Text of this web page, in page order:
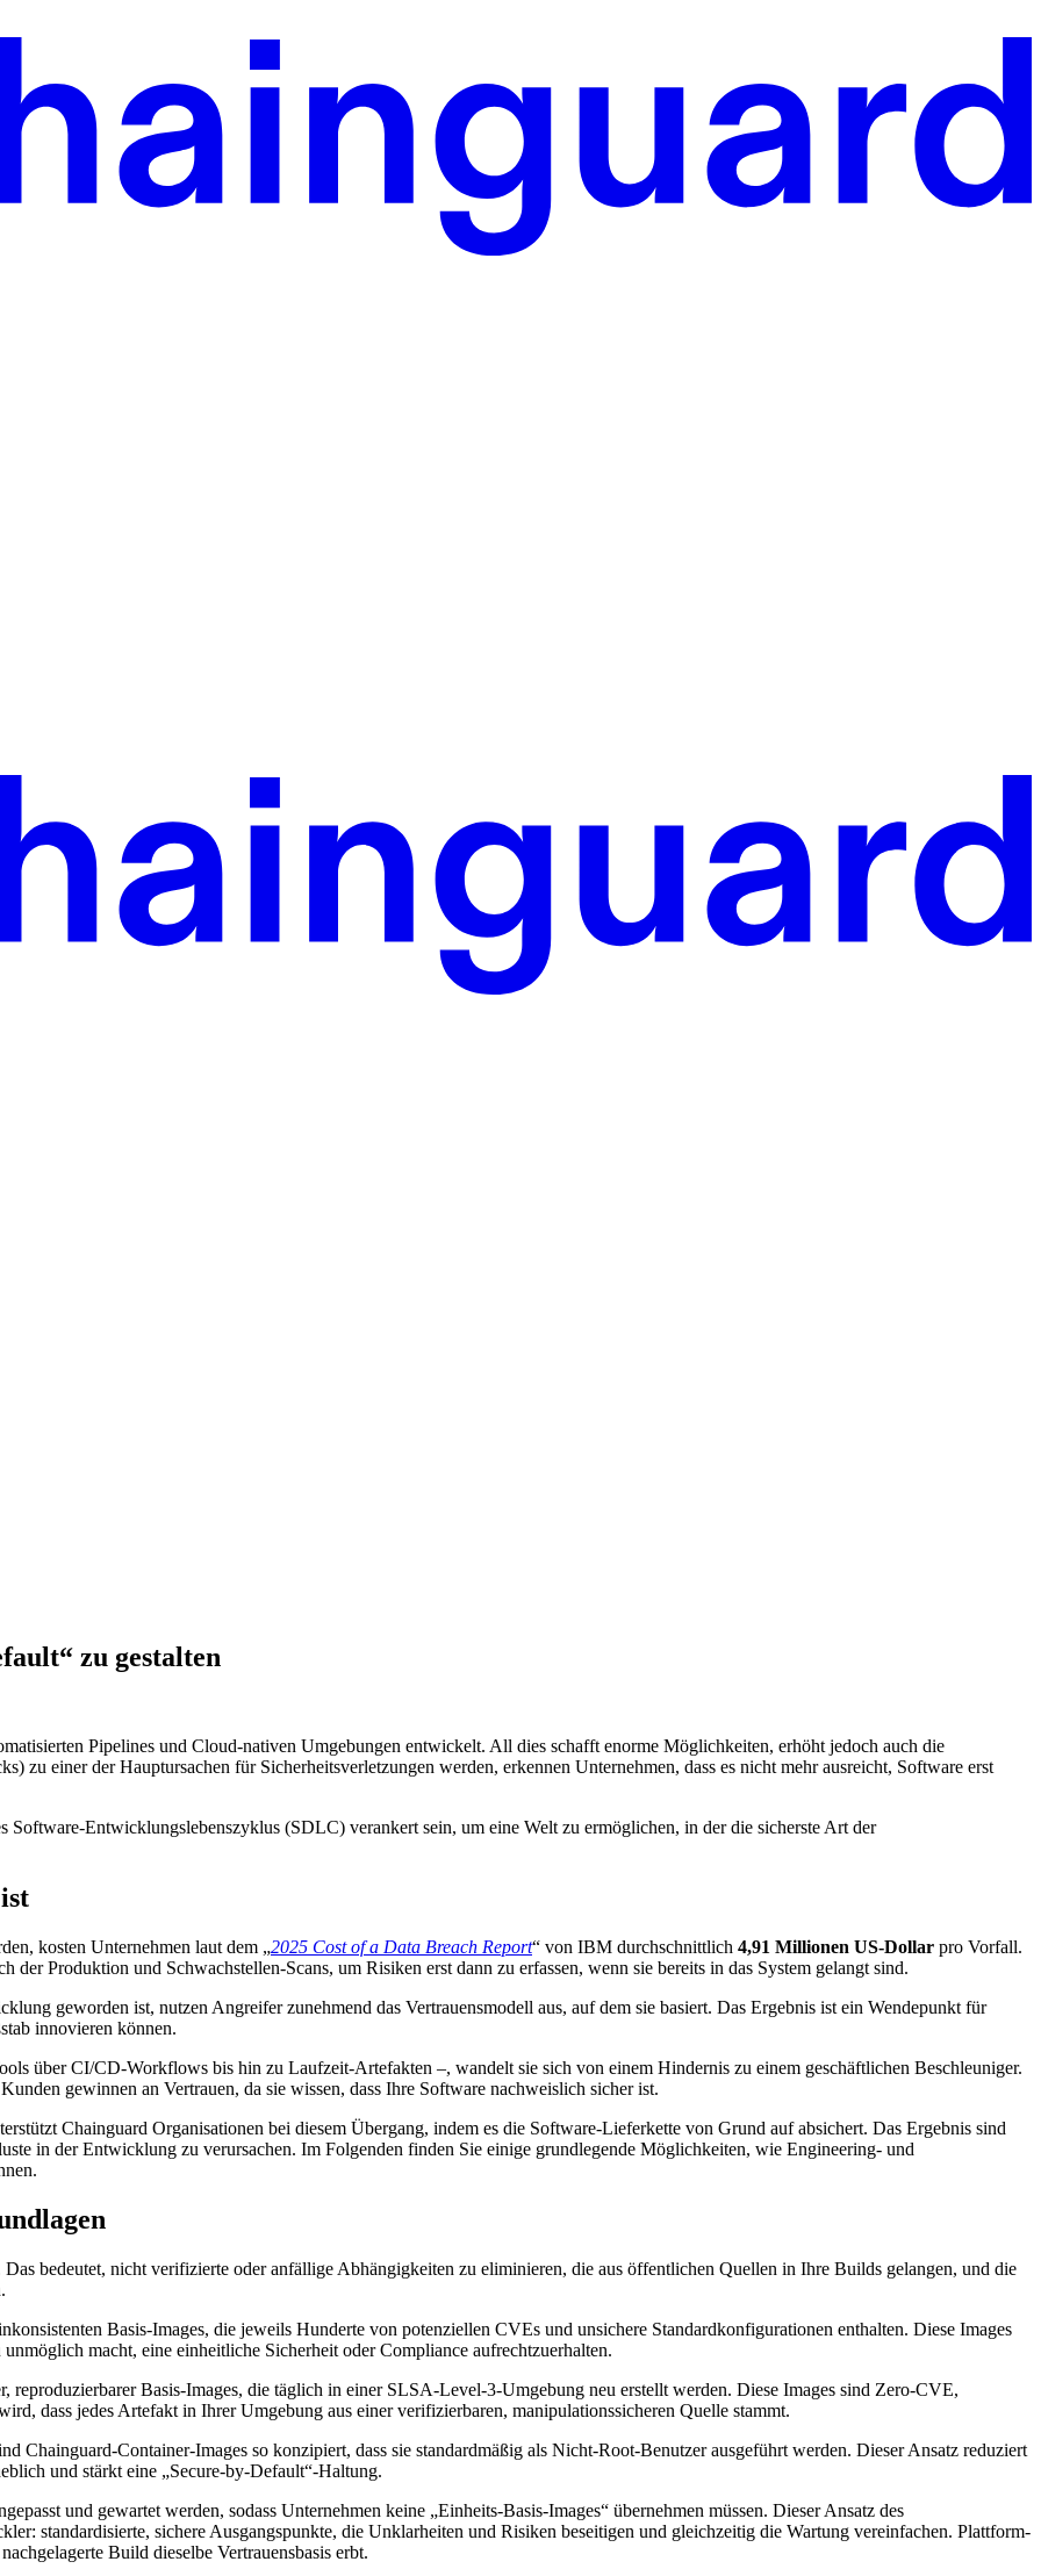
Chain SecurityDownload the report
zu gestalten
Pipelines und Cloud-nativen Umgebungen entwickelt. All dies schafft enorme Möglichkeiten, erhöht jedoch auch die
einer der Hauptursachen für Sicherheitsverletzungen werden, erkennen Unternehmen, dass es nicht mehr ausreicht, Software erst
Software-Entwicklungslebenszyklus (SDLC) verankert sein, um eine Welt zu ermöglichen, in der die sicherste Art der
kosten Unternehmen laut dem „2025 Cost of a Data Breach Report“ von IBM durchschnittlich 4,91 Millionen US-Dollar pro Vorfall.
Produktion und Schwachstellen-Scans, um Risiken erst dann zu erfassen, wenn sie bereits in das System gelangt sind.
geworden ist, nutzen Angreifer zunehmend das Vertrauensmodell aus, auf dem sie basiert. Das Ergebnis ist ein Wendepunkt für
innovieren können.
über CI/CD-Workflows bis hin zu Laufzeit-Artefakten –, wandelt sie sich von einem Hindernis zu einem geschäftlichen Beschleuniger.
gewinnen an Vertrauen, da sie wissen, dass Ihre Software nachweislich sicher ist.
Chainguard Organisationen bei diesem Übergang, indem es die Software-Lieferkette von Grund auf absichert. Das Ergebnis sind
in der Entwicklung zu verursachen. Im Folgenden finden Sie einige grundlegende Möglichkeiten, wie Engineering- und
bedeutet, nicht verifizierte oder anfällige Abhängigkeiten zu eliminieren, die aus öffentlichen Quellen in Ihre Builds gelangen, und die
Basis-Images, die jeweils Hunderte von potenziellen CVEs und unsichere Standardkonfigurationen enthalten. Diese Images
macht, eine einheitliche Sicherheit oder Compliance aufrechtzuerhalten.
reproduzierbarer Basis-Images, die täglich in einer SLSA-Level-3-Umgebung neu erstellt werden. Diese Images sind Zero-CVE,
dass jedes Artefakt in Ihrer Umgebung aus einer verifizierbaren, manipulationssicheren Quelle stammt.
Chainguard-Container-Images so konzipiert, dass sie standardmäßig als Nicht-Root-Benutzer ausgeführt werden. Dieser Ansatz reduziert
und stärkt eine „Secure-by-Default“-Haltung.
und gewartet werden, sodass Unternehmen keine „Einheits-Basis-Images“ übernehmen müssen. Dieser Ansatz des
standardisierte, sichere Ausgangspunkte, die Unklarheiten und Risiken beseitigen und gleichzeitig die Wartung vereinfachen. Plattform-
Build dieselbe Vertrauensbasis erbt.